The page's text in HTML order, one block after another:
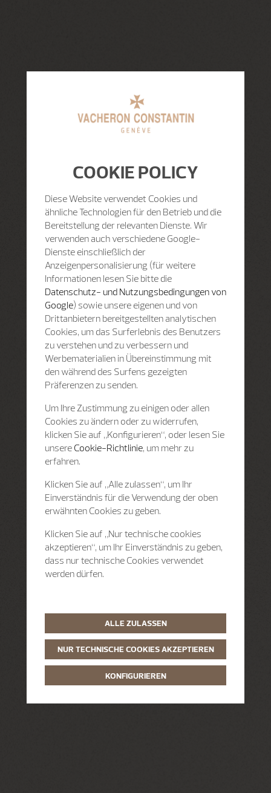
COOKIE POLICY
Diese Website verwendet Cookies und
ähnliche Technologien für den Betrieb und die
Bereitstellung der relevanten Dienste. Wir
verwenden auch verschiedene Google-
Dienste einschließlich der
Anzeigenpersonalisierung (für weitere
Informationen lesen Sie bitte die
Datenschutz- und Nutzungsbedingungen von
Google) sowie unsere eigenen und von
Drittanbietern bereitgestellten analytischen
Cookies, um das Surferlebnis des Benutzers
zu verstehen und zu verbessern und
Werbematerialien in Übereinstimmung mit
den während des Surfens gezeigten
Präferenzen zu senden.
Um Ihre Zustimmung zu einigen oder allen
Cookies zu ändern oder zu widerrufen,
klicken Sie auf „Konfigurieren“, oder lesen Sie
unsere Cookie-Richtlinie, um mehr zu
erfahren.
Klicken Sie auf „Alle zulassen“, um Ihr
Einverständnis für die Verwendung der oben
erwähnten Cookies zu geben.
Klicken Sie auf „Nur technische cookies
akzeptieren“, um Ihr Einverständnis zu geben,
dass nur technische Cookies verwendet
werden dürfen.
ALLE ZULASSEN
NUR TECHNISCHE COOKIES AKZEPTIEREN
KONFIGURIEREN